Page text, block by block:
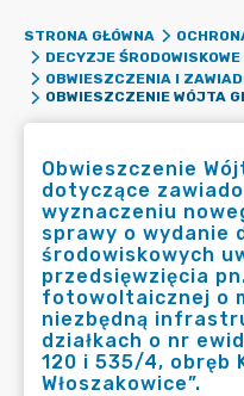
STRONA GŁÓWNA
DECYZJE ŚRODOWISKOWE
OBWIESZCZENIA I
Obwieszczenie
dotyczące
wyznaczeniu
sprawy o wydanie
środowiskowych
przedsięwzięcia
fotowoltaicznej o
niezbędną
działkach o nr
120 i 535/4, obręb
Włoszakowice”.